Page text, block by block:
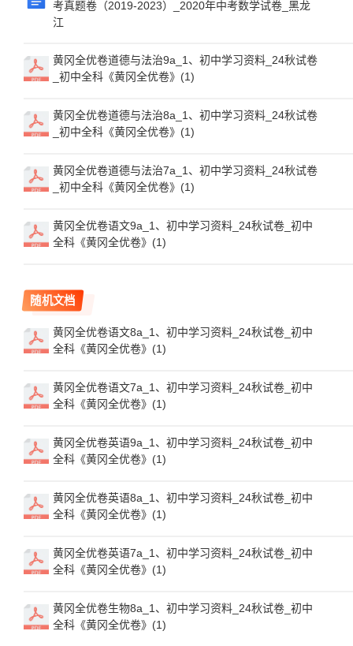
考真题卷（2019-2023）_2020年中考数学试卷_黑龙
江
黄冈全优卷道德与法治9a_1、初中学习资料_24秋试卷
_初中全科《黄冈全优卷》(1)
黄冈全优卷道德与法治8a_1、初中学习资料_24秋试卷
_初中全科《黄冈全优卷》(1)
黄冈全优卷道德与法治7a_1、初中学习资料_24秋试卷
_初中全科《黄冈全优卷》(1)
黄冈全优卷语文9a_1、初中学习资料_24秋试卷_初中
全科《黄冈全优卷》(1)
随机文档
黄冈全优卷语文8a_1、初中学习资料_24秋试卷_初中
全科《黄冈全优卷》(1)
黄冈全优卷语文7a_1、初中学习资料_24秋试卷_初中
全科《黄冈全优卷》(1)
黄冈全优卷英语9a_1、初中学习资料_24秋试卷_初中
全科《黄冈全优卷》(1)
黄冈全优卷英语8a_1、初中学习资料_24秋试卷_初中
全科《黄冈全优卷》(1)
黄冈全优卷英语7a_1、初中学习资料_24秋试卷_初中
全科《黄冈全优卷》(1)
黄冈全优卷生物8a_1、初中学习资料_24秋试卷_初中
全科《黄冈全优卷》(1)